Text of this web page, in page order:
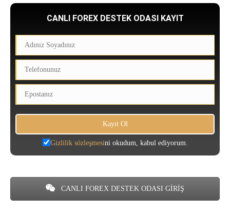
CANLI FOREX DESTEK ODASI KAYIT
Gizlilik sözleşmesini okudum, kabul ediyorum.
CANLI FOREX DESTEK ODASI GİRİŞ